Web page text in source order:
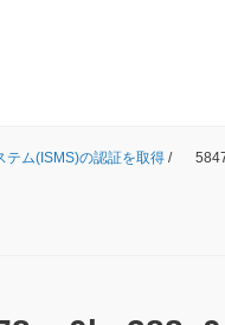
テム(ISMS)の認証を取得 /